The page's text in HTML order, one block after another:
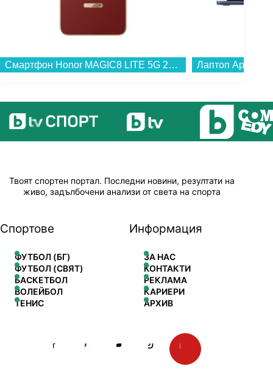
Смартфон Honor MAGIC8 LITE 5G 256/8 REDDISH BROWN , 256 GB, 8 GB...
Твоят спортен портал. Последни новини, резултати на
живо, задълбочени анализи от света на спорта
Спортове
ФУТБОЛ (БГ)
ФУТБОЛ (СВЯТ)
БАСКЕТБОЛ
ВОЛЕЙБОЛ
ТЕНИС
Информация
ЗА НАС
КОНТАКТИ
РЕКЛАМА
КАРИЕРИ
АРХИВ